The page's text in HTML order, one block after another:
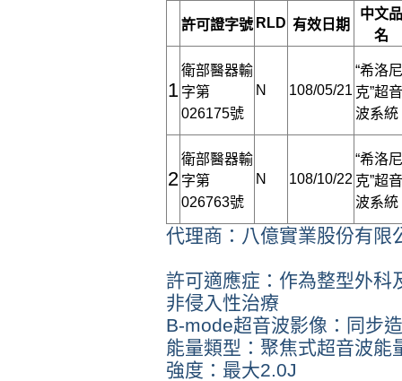
許可證字號 RLD 有效日期
中文品
名
1
衛部醫器輸
字第
026175號
N 108/05/21
“希洛尼
克”超音
波系統
2
衛部醫器輸
字第
026763號
N 108/10/22
“希洛尼
克”超音
波系統
代理商：八億實業股份有限
許可適應症：作為整型外科
非侵入性治療
B-mode超音波影像：同步
能量類型：聚焦式超音波能
強度：最大2.0J